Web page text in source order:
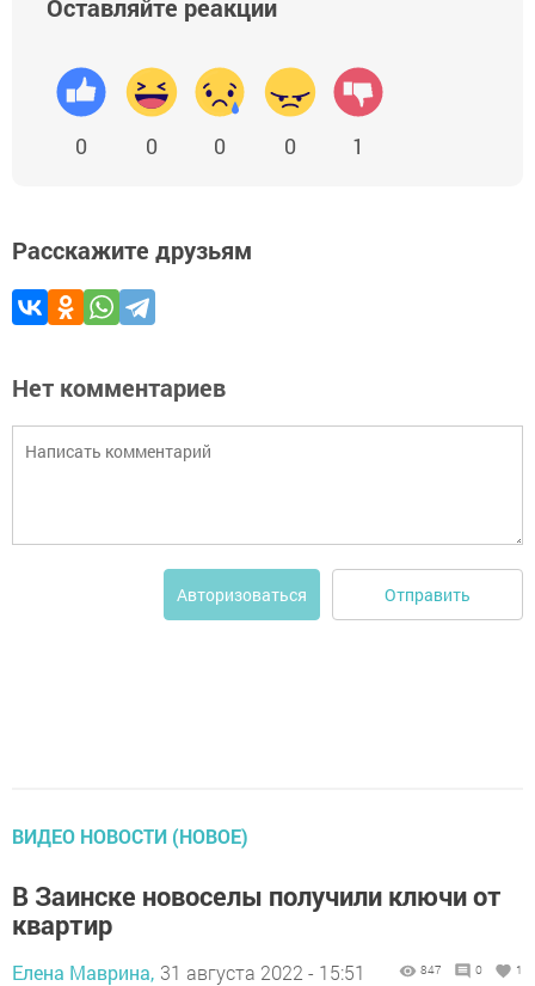
Оставляйте реакции
0 0 0 0 1
Расскажите друзьям
Нет комментариев
Авторизоваться Отправить
ВИДЕО НОВОСТИ (НОВОЕ)
В Заинске новоселы получили ключи от
квартир
Елена Маврина, 31 августа 2022 - 15:51 847 0 1